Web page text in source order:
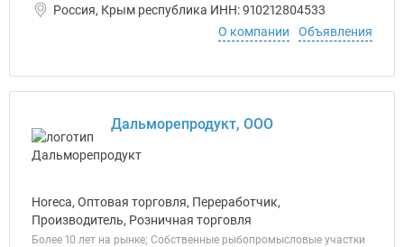
Россия, Крым республика ИНН: 910212804533
О компании
Объявления
Дальморепродукт, ООО
Horeca, Оптовая торговля, Переработчик,
Производитель, Розничная торговля
Более 10 лет на рынке; Собственные рыбопромысловые участки